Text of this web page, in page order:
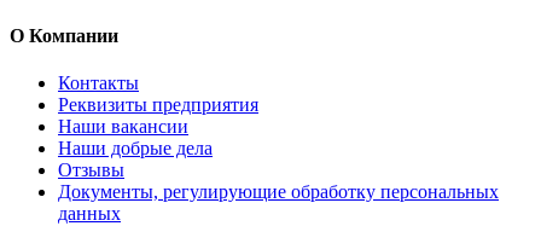
О Компании
Контакты
Реквизиты предприятия
Наши вакансии
Наши добрые дела
Отзывы
Документы, регулирующие обработку персональных
данных